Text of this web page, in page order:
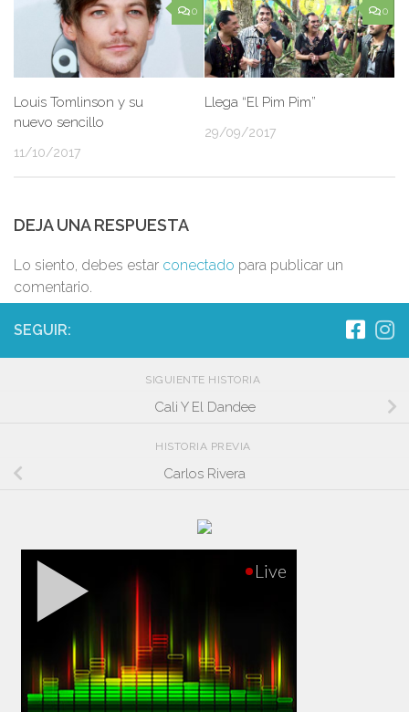
0
Louis Tomlinson y su
nuevo sencillo
11/10/2017
0
Llega “El Pim Pim”
29/09/2017
DEJA UNA RESPUESTA
Lo siento, debes estar conectado para publicar un
comentario.
SEGUIR:
SIGUIENTE HISTORIA
Cali Y El Dandee
HISTORIA PREVIA
Carlos Rivera